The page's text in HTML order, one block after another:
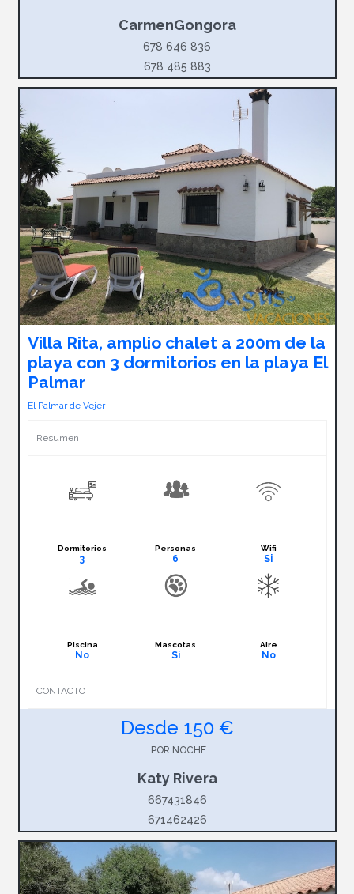
CarmenGongora
678 646 836
678 485 883
Villa Rita, amplio chalet a 200m de la
playa con 3 dormitorios en la playa El
Palmar
El Palmar de Vejer
Resumen
Dormitorios
3
Personas
6
Wifi
Si
Piscina
No
Mascotas
Si
Aire
No
CONTACTO
Desde 150 €
POR NOCHE
Katy Rivera
667431846
671462426